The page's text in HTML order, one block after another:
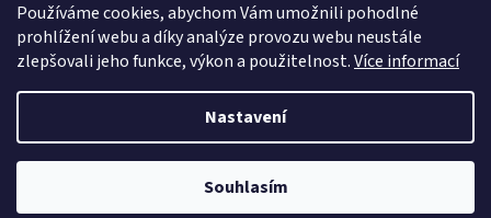
Používáme cookies, abychom Vám umožnili pohodlné
prohlížení webu a díky analýze provozu webu neustále
zlepšovali jeho funkce, výkon a použitelnost.Více informací
Nastavení
Souhlasím
Vytvořil Shoptet